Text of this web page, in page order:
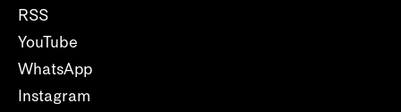
RSS
YouTube
WhatsApp
Instagram